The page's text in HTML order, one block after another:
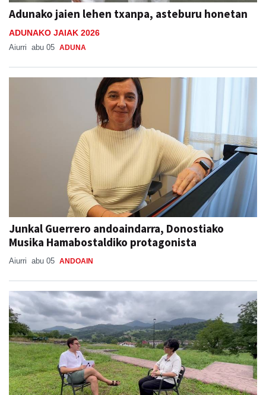
Adunako jaien lehen txanpa, asteburu honetan
ADUNAKO JAIAK 2026
Aiurri abu 05 ADUNA
Junkal Guerrero andoaindarra, Donostiako
Musika Hamabostaldiko protagonista
Aiurri abu 05 ANDOAIN